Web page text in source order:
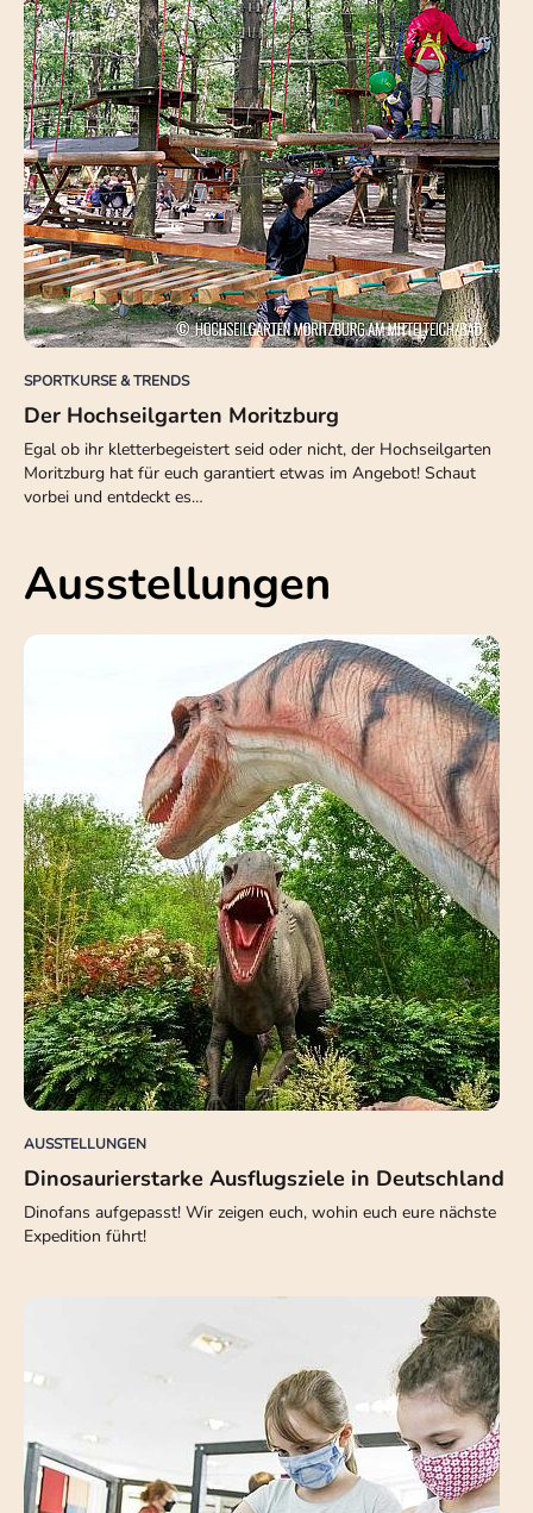
SPORTKURSE & TRENDS
Der Hochseilgarten Moritzburg
Egal ob ihr kletterbegeistert seid oder nicht, der Hochseilgarten
Moritzburg hat für euch garantiert etwas im Angebot! Schaut
vorbei und entdeckt es…
Ausstellungen
AUSSTELLUNGEN
Dinosaurierstarke Ausflugsziele in Deutschland
Dinofans aufgepasst! Wir zeigen euch, wohin euch eure nächste
Expedition führt!